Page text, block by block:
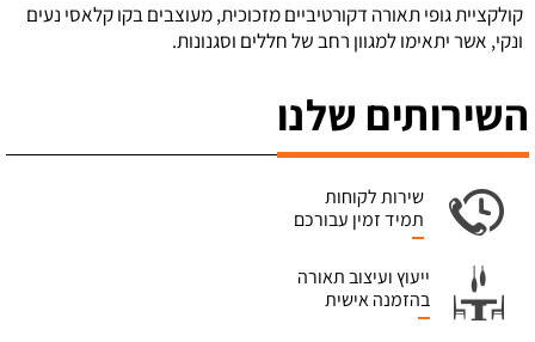
קולקציית גופי תאורה דקורטיביים מזכוכית, מעוצבים בקו קלאסי נעים
ונקי, אשר יתאימו למגוון רחב של חללים וסגנונות.
השירותים שלנו
שירות לקוחות
תמיד זמין עבורכם
ייעוץ ועיצוב תאורה
בהזמנה אישית